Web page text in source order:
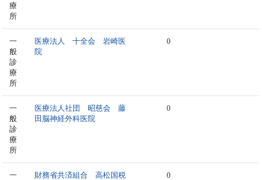
療
所
一
般
診
療
所
医療法人 十全会 岩崎医
院
0
一
般
診
療
所
医療法人社団 昭慈会 藤
田脳神経外科医院
0
一
財務省共済組合 高松国税
0